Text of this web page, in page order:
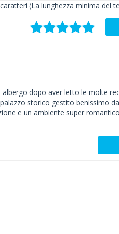
caratteri (La lunghezza minima del
dopo aver letto le molte
storico gestito benissimo
e un ambiente super